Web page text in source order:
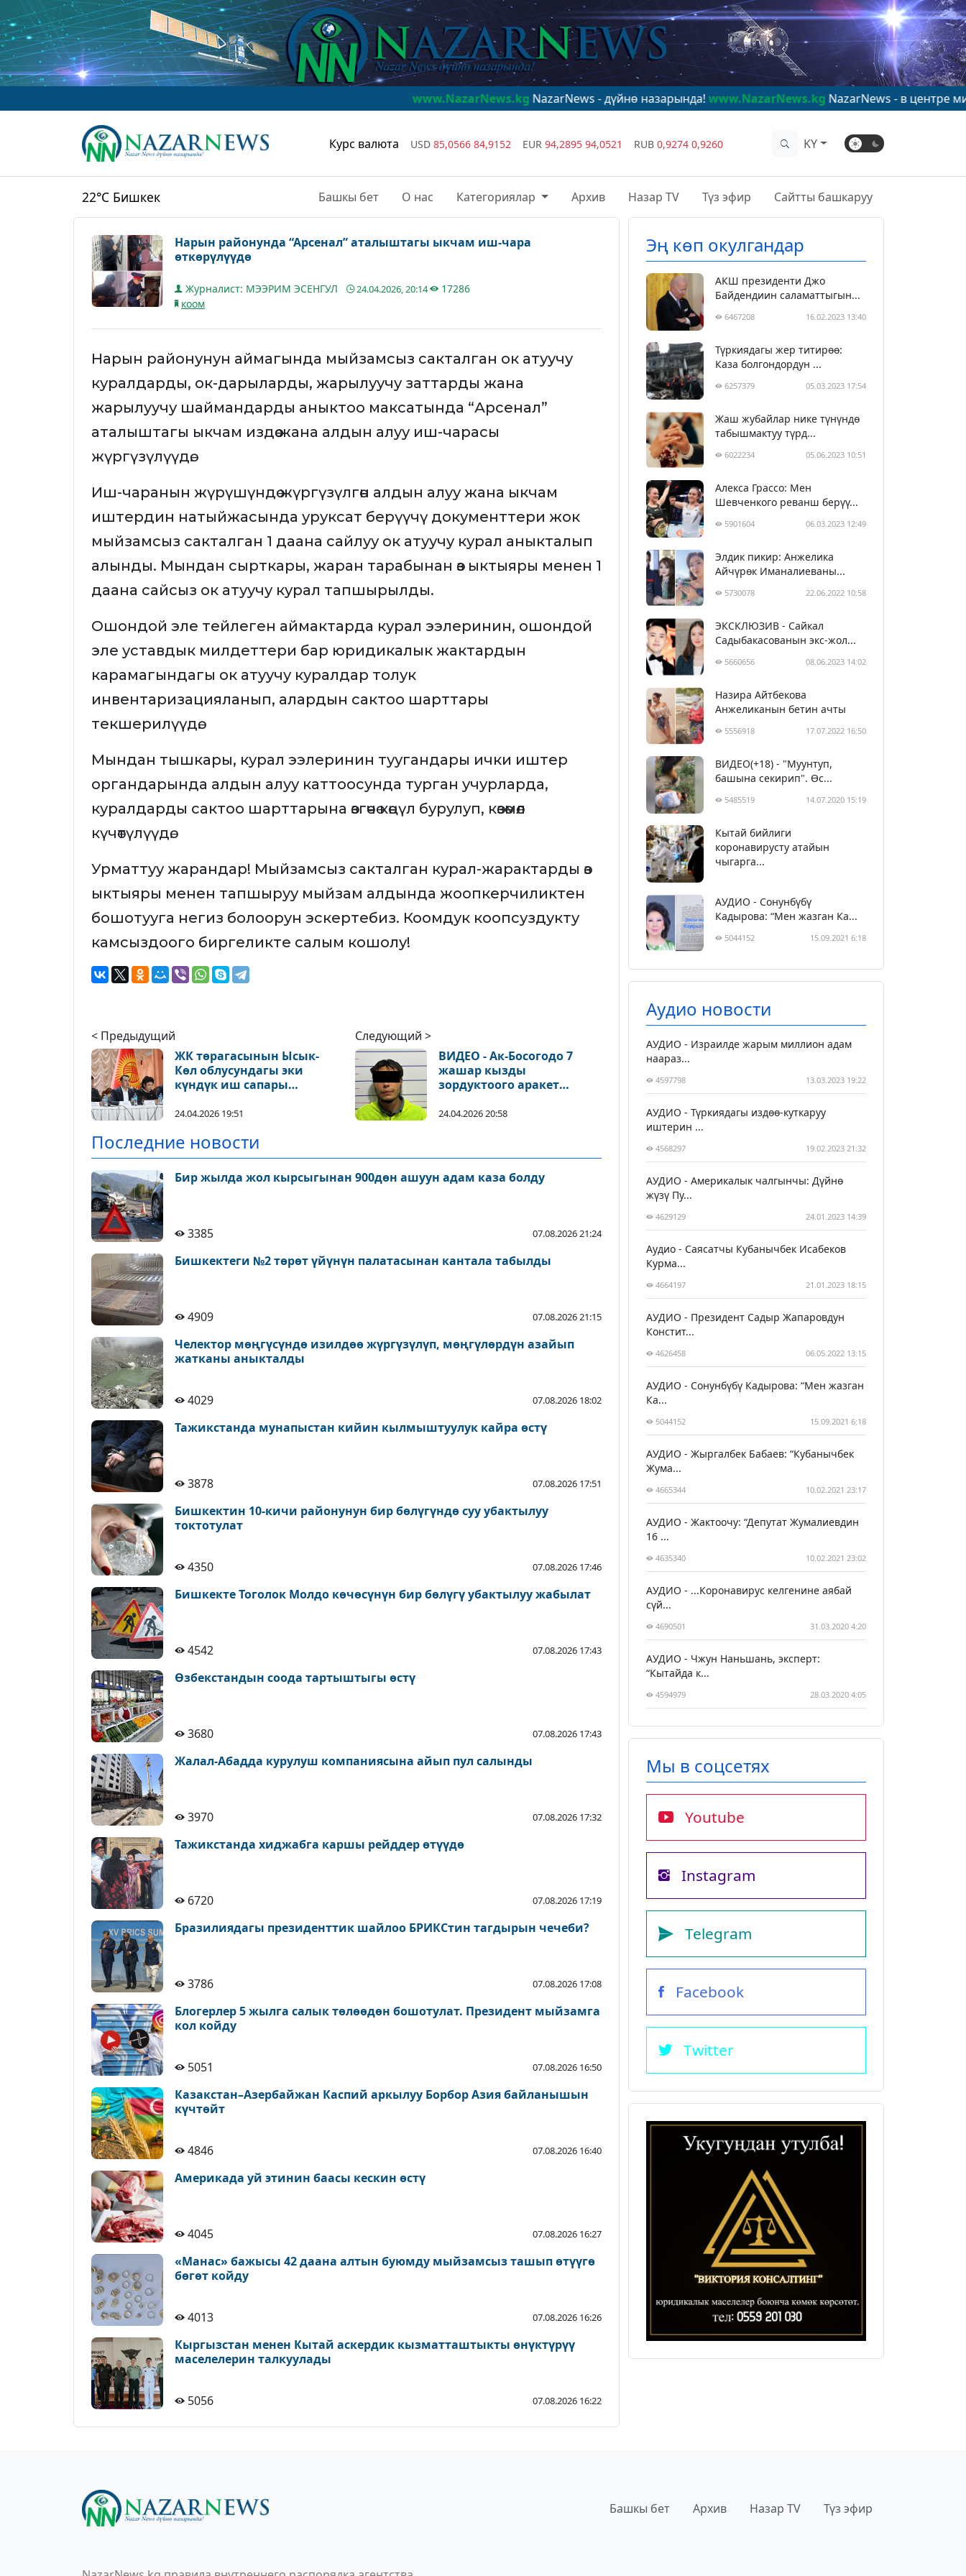
www.NazarNews.kgNazarNews - дүйнө назарында!www.NazarNews.kgNazarNews - в центре мирового
Курс валюта USD 85,0566 84,9152 EUR 94,2895 94,0521 RUB 0,9274 0,9260 KY
22°C Бишкек Башкы бет О нас Категориялар Архив Назар TV Түз эфир Сайтты башкаруу
Нарын районунда “Арсенал” аталыштагы ыкчам иш-чара
өткөрүлүүдө
Журналист: МЭЭРИМ ЭСЕНГУЛ 24.04.2026, 20:14
17286
коом
Нарын районунун аймагында мыйзамсыз сакталган ок атуучу
куралдарды, ок-дарыларды, жарылуучу заттарды жана
жарылуучу шаймандарды аныктоо максатында “Арсенал”
аталыштагы ыкчам издөө жана алдын алуу иш-чарасы
жүргүзүлүүдө.
Иш-чаранын жүрүшүндө жүргүзүлгөн алдын алуу жана ыкчам
иштердин натыйжасында уруксат берүүчү документтери жок
мыйзамсыз сакталган 1 даана сайлуу ок атуучу курал аныкталып
алынды. Мындан сырткары, жаран тарабынан өз ыктыяры менен 1
даана сайсыз ок атуучу курал тапшырылды.
Ошондой эле тейлеген аймактарда курал ээлеринин, ошондой
эле уставдык милдеттери бар юридикалык жактардын
карамагындагы ок атуучу куралдар толук
инвентаризацияланып, алардын сактоо шарттары
текшерилүүдө.
Мындан тышкары, курал ээлеринин туугандары ички иштер
органдарында алдын алуу каттоосунда турган учурларда,
куралдарды сактоо шарттарына өзгөчө көңүл бурулуп, көзөмөл
күчөтүлүүдө.
Урматтуу жарандар! Мыйзамсыз сакталган курал-жарактарды өз
ыктыяры менен тапшыруу мыйзам алдында жоопкерчиликтен
бошотууга негиз болоорун эскертебиз. Коомдук коопсуздукту
камсыздоого биргеликте салым кошолу!
< Предыдущий
ЖК төрагасынын Ысык-
Көл облусундагы эки
күндүк иш сапары
24.04.2026 19:51
Следующий >
ВИДЕО - Ак-Босогодо 7
жашар кызды
зордуктоого аракет
24.04.2026 20:58
Последние новости
Бир жылда жол кырсыгынан 900дөн ашуун адам каза болду
3385 07.08.2026 21:24
Бишкектеги №2 төрөт үйүнүн палатасынан кантала табылды
4909 07.08.2026 21:15
Челектор мөңгүсүндө изилдөө жүргүзүлүп, мөңгүлөрдүн азайып
жатканы аныкталды
4029 07.08.2026 18:02
Тажикстанда мунапыстан кийин кылмыштуулук кайра өстү
3878 07.08.2026 17:51
Бишкектин 10-кичи районунун бир бөлүгүндө суу убактылуу
токтотулат
4350 07.08.2026 17:46
Бишкекте Тоголок Молдо көчөсүнүн бир бөлүгү убактылуу жабылат
4542 07.08.2026 17:43
Өзбекстандын соода тартыштыгы өстү
3680 07.08.2026 17:43
Жалал-Абадда курулуш компаниясына айып пул салынды
3970 07.08.2026 17:32
Тажикстанда хиджабга каршы рейддер өтүүдө
6720 07.08.2026 17:19
Бразилиядагы президенттик шайлоо БРИКСтин тагдырын чечеби?
3786 07.08.2026 17:08
Блогерлер 5 жылга салык төлөөдөн бошотулат. Президент мыйзамга
кол койду
5051 07.08.2026 16:50
Казакстан–Азербайжан Каспий аркылуу Борбор Азия байланышын
күчтөйт
4846 07.08.2026 16:40
Америкада уй этинин баасы кескин өстү
4045 07.08.2026 16:27
«Манас» бажысы 42 даана алтын буюмду мыйзамсыз ташып өтүүгө
бөгөт койду
4013 07.08.2026 16:26
Кыргызстан менен Кытай аскердик кызматташтыкты өнүктүрүү
маселелерин талкуулады
5056 07.08.2026 16:22
Эң көп окулгандар
АКШ президенти Джо
Байдендиин саламаттыгын...
6467208 16.02.2023 13:40
Түркиядагы жер титирөө:
Каза болгондордун ...
6257379 05.03.2023 17:54
Жаш жубайлар нике түнүндө
табышмактуу түрд...
6022234 05.06.2023 10:51
Алекса Грассо: Мен
Шевченкого реванш берүү...
5901604 06.03.2023 12:49
Элдик пикир: Анжелика
Айчүрөк Иманалиеваны...
5730078 22.06.2022 10:58
ЭКСКЛЮЗИВ - Сайкал
Садыбакасованын экс-жол...
5660656 08.06.2023 14:02
Назира Айтбекова
Анжеликанын бетин ачты
5556918 17.07.2022 16:50
ВИДЕО(+18) - "Муунтуп,
башына секирип". Өс...
5485519 14.07.2020 15:19
Кытай бийлиги
коронавирусту атайын
чыгарга...
АУДИО - Сонунбүбү
Кадырова: “Мен жазган Ка...
5044152 15.09.2021 6:18
Аудио новости
АУДИО - Израилде жарым миллион адам
наараз...
4597798 13.03.2023 19:22
АУДИО - Түркиядагы издөө-куткаруу
иштерин ...
4568297 19.02.2023 21:32
АУДИО - Америкалык чалгынчы: Дүйнө
жүзү Пу...
4629129 24.01.2023 14:39
Аудио - Саясатчы Кубанычбек Исабеков
Курма...
4664197 21.01.2023 18:15
АУДИО - Президент Садыр Жапаровдун
Констит...
4626458 06.05.2022 13:15
АУДИО - Сонунбүбү Кадырова: “Мен жазган
Ка...
5044152 15.09.2021 6:18
АУДИО - Жыргалбек Бабаев: “Кубанычбек
Жума...
4665344 10.02.2021 23:17
АУДИО - Жактоочу: “Депутат Жумалиевдин
16 ...
4635340 10.02.2021 23:02
АУДИО - ...Коронавирус келгенине аябай
сүй...
4690501 31.03.2020 4:20
АУДИО - Чжун Наньшань, эксперт:
“Кытайда к...
4594979 28.03.2020 4:05
Мы в соцсетях
Youtube
Instagram
Telegram
Facebook
Twitter
Башкы бет Архив Назар TV Түз эфир